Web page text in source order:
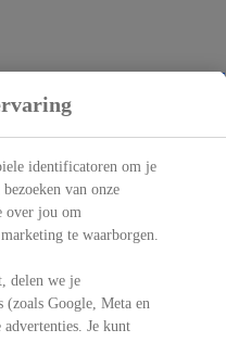
identificatoren om je
van onze
over jou om
te waarborgen.
delen we je
(zoals Google, Meta en
Je kunt